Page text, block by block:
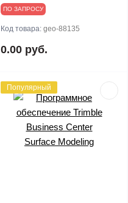
ПО ЗАПРОСУ
Код товара: geo-88135
0.00 руб.
Популярный